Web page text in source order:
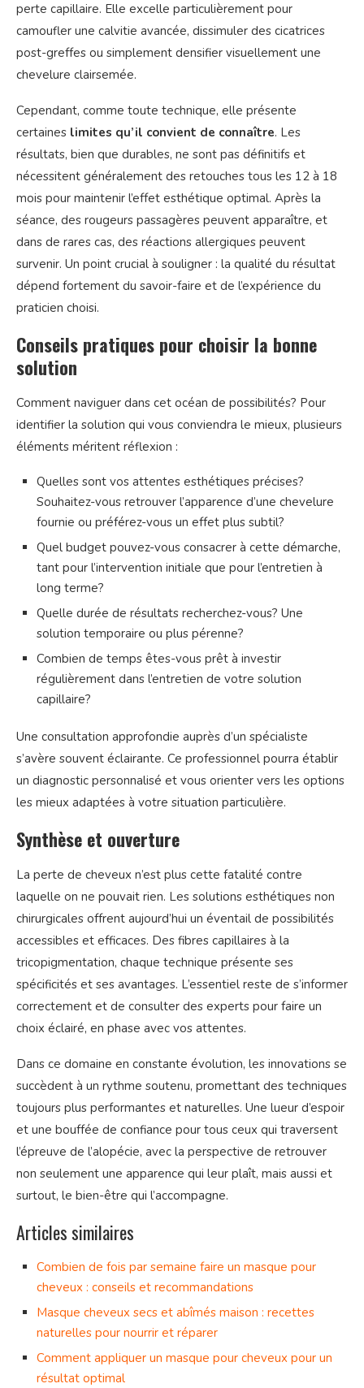
perte capillaire. Elle excelle particulièrement pour
camoufler une calvitie avancée, dissimuler des cicatrices
post-greffes ou simplement densifier visuellement une
chevelure clairsemée.
Cependant, comme toute technique, elle présente
certaines limites qu’il convient de connaître. Les
résultats, bien que durables, ne sont pas définitifs et
nécessitent généralement des retouches tous les 12 à 18
mois pour maintenir l’effet esthétique optimal. Après la
séance, des rougeurs passagères peuvent apparaître, et
dans de rares cas, des réactions allergiques peuvent
survenir. Un point crucial à souligner : la qualité du résultat
dépend fortement du savoir-faire et de l’expérience du
praticien choisi.
Conseils pratiques pour choisir la bonne
solution
Comment naviguer dans cet océan de possibilités? Pour
identifier la solution qui vous conviendra le mieux, plusieurs
éléments méritent réflexion :
Quelles sont vos attentes esthétiques précises?
Souhaitez-vous retrouver l’apparence d’une chevelure
fournie ou préférez-vous un effet plus subtil?
Quel budget pouvez-vous consacrer à cette démarche,
tant pour l’intervention initiale que pour l’entretien à
long terme?
Quelle durée de résultats recherchez-vous? Une
solution temporaire ou plus pérenne?
Combien de temps êtes-vous prêt à investir
régulièrement dans l’entretien de votre solution
capillaire?
Une consultation approfondie auprès d’un spécialiste
s’avère souvent éclairante. Ce professionnel pourra établir
un diagnostic personnalisé et vous orienter vers les options
les mieux adaptées à votre situation particulière.
Synthèse et ouverture
La perte de cheveux n’est plus cette fatalité contre
laquelle on ne pouvait rien. Les solutions esthétiques non
chirurgicales offrent aujourd’hui un éventail de possibilités
accessibles et efficaces. Des fibres capillaires à la
tricopigmentation, chaque technique présente ses
spécificités et ses avantages. L’essentiel reste de s’informer
correctement et de consulter des experts pour faire un
choix éclairé, en phase avec vos attentes.
Dans ce domaine en constante évolution, les innovations se
succèdent à un rythme soutenu, promettant des techniques
toujours plus performantes et naturelles. Une lueur d’espoir
et une bouffée de confiance pour tous ceux qui traversent
l’épreuve de l’alopécie, avec la perspective de retrouver
non seulement une apparence qui leur plaît, mais aussi et
surtout, le bien-être qui l’accompagne.
Articles similaires
Combien de fois par semaine faire un masque pour
cheveux : conseils et recommandations
Masque cheveux secs et abîmés maison : recettes
naturelles pour nourrir et réparer
Comment appliquer un masque pour cheveux pour un
résultat optimal